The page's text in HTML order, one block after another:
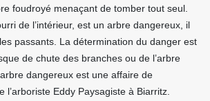
foudroyé menaçant de tomber tout seul.
de l’intérieur, est un arbre dangereux, il
passants. La détermination du danger est
de chute des branches ou de l’arbre
dangereux est une affaire de
l’arboriste Eddy Paysagiste à Biarritz.